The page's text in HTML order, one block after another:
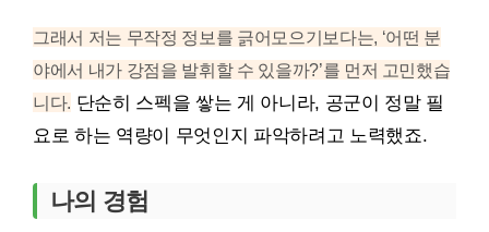
그래서 저는 무작정 정보를 긁어모으기보다는, ‘어떤 분
야에서 내가 강점을 발휘할 수 있을까?’를 먼저 고민했습
니다. 단순히 스펙을 쌓는 게 아니라, 공군이 정말 필
요로 하는 역량이 무엇인지 파악하려고 노력했죠.
나의 경험